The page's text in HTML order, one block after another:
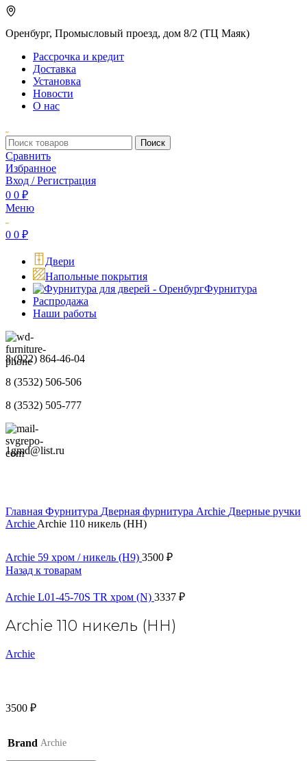
Оренбург, Промысловый проезд, дом 8/2 (ТЦ Маяк)
Рассрочка и кредит
Доставка
Установка
Новости
О нас
Поиск
Сравнить
Избранное
Вход / Регистрация
0 0 ₽
Меню
0 0 ₽
Двери
Напольные покрытия
Фурнитура
Распродажа
Наши работы
8 (922) 864-46-04
8 (3532) 506-506
8 (3532) 505-777
1gmd@list.ru
Главная Фурнитура Дверная фурнитура Archie Дверные ручки
Archie Archie 110 никель (HH)
Archie 59 хром / никель (H9) 3500 ₽
Назад к товарам
Archie L01-45-70S TR хром (N) 3337 ₽
Archie 110 никель (HH)
Archie
3500 ₽
Brand Archie